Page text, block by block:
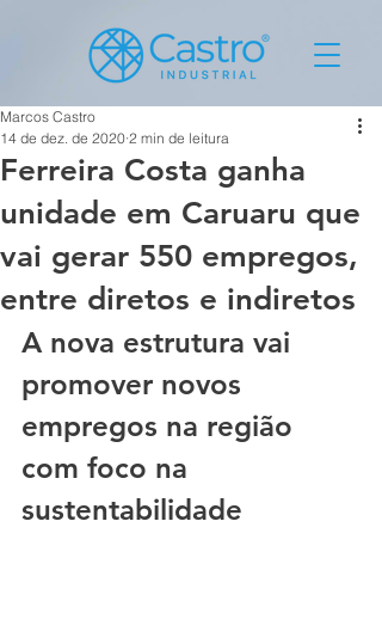
Ferreira Costa ganha
unidade em Caruaru que
vai gerar 550 empregos,
entre diretos e indiretos
Marcos Castro
14 de dez. de 2020 2 min de leitura
A nova estrutura vai
promover novos
empregos na região
com foco na